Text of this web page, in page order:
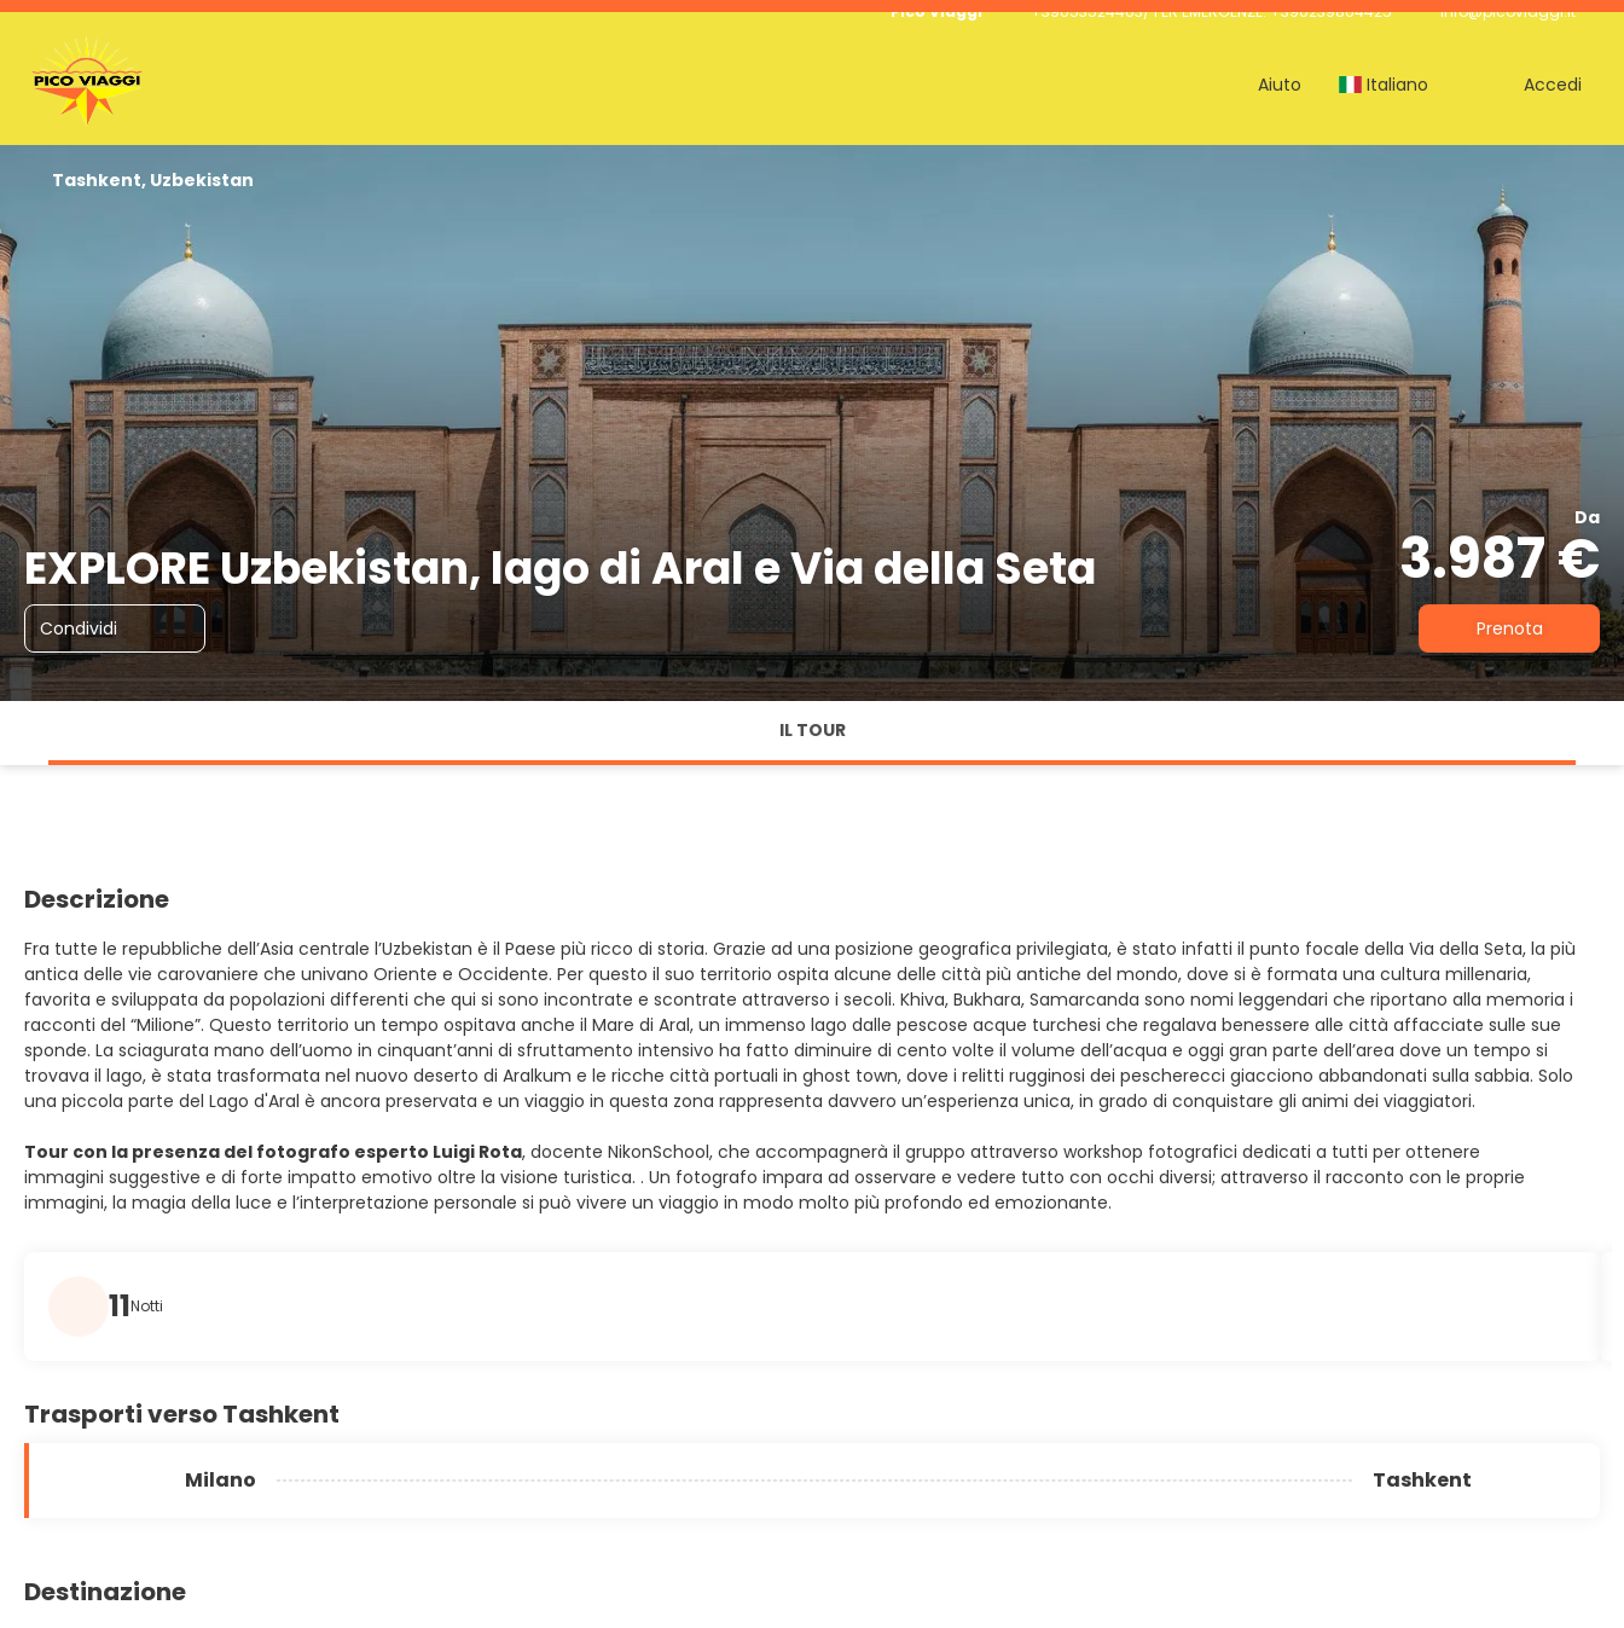
Pico Viaggi +39053524463/ PER EMERGENZE: +390239864425 info@picoviaggi.it
Aiuto Italiano Accedi
EXPLORE Uzbekistan, lago di Aral e Via della Seta
Da
3.987 €
Condividi Prenota
Tashkent, Uzbekistan
IL TOUR
Descrizione
Fra tutte le repubbliche dell’Asia centrale l’Uzbekistan è il Paese più ricco di storia. Grazie ad una posizione geografica privilegiata, è stato infatti il punto focale della Via della Seta, la più
antica delle vie carovaniere che univano Oriente e Occidente. Per questo il suo territorio ospita alcune delle città più antiche del mondo, dove si è formata una cultura millenaria,
favorita e sviluppata da popolazioni differenti che qui si sono incontrate e scontrate attraverso i secoli. Khiva, Bukhara, Samarcanda sono nomi leggendari che riportano alla memoria i
racconti del “Milione”. Questo territorio un tempo ospitava anche il Mare di Aral, un immenso lago dalle pescose acque turchesi che regalava benessere alle città affacciate sulle sue
sponde. La sciagurata mano dell’uomo in cinquant’anni di sfruttamento intensivo ha fatto diminuire di cento volte il volume dell’acqua e oggi gran parte dell’area dove un tempo si
trovava il lago, è stata trasformata nel nuovo deserto di Aralkum e le ricche città portuali in ghost town, dove i relitti rugginosi dei pescherecci giacciono abbandonati sulla sabbia. Solo
una piccola parte del Lago d'Aral è ancora preservata e un viaggio in questa zona rappresenta davvero un’esperienza unica, in grado di conquistare gli animi dei viaggiatori.
Tour con la presenza del fotografo esperto Luigi Rota, docente NikonSchool, che accompagnerà il gruppo attraverso workshop fotografici dedicati a tutti per ottenere
immagini suggestive e di forte impatto emotivo oltre la visione turistica. . Un fotografo impara ad osservare e vedere tutto con occhi diversi; attraverso il racconto con le proprie
immagini, la magia della luce e l’interpretazione personale si può vivere un viaggio in modo molto più profondo ed emozionante.
11Notti
Trasporti verso Tashkent
Milano Tashkent
Destinazione